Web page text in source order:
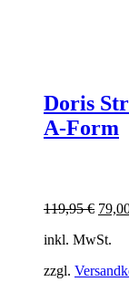
Doris
A-Form
119,95€
war:
inkl. MwSt.
zzgl.